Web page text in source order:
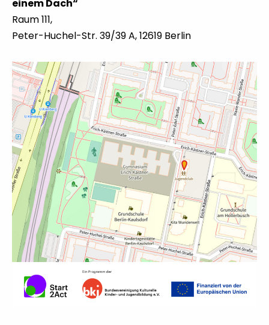
einem Dach“
Raum 111,
Peter-Huchel-Str. 39/39 A, 12619 Berlin